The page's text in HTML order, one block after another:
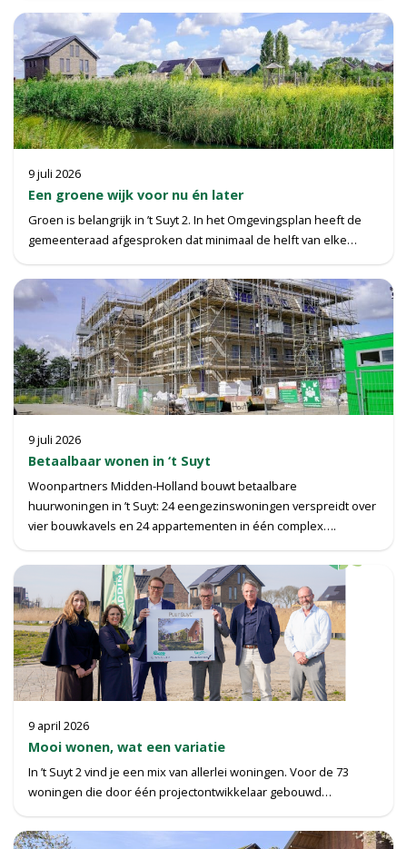
Een groene wijk voor nu én later
9 juli 2026
Groen is belangrijk in ’t Suyt 2. In het Omgevingsplan heeft de
gemeenteraad afgesproken dat minimaal de helft van elke…
Betaalbaar wonen in ‘t Suyt
9 juli 2026
Woonpartners Midden-Holland bouwt betaalbare
huurwoningen in ’t Suyt: 24 eengezinswoningen verspreidt over
vier bouwkavels en 24 appartementen in één complex….
Mooi wonen, wat een variatie
9 april 2026
In ’t Suyt 2 vind je een mix van allerlei woningen. Voor de 73
woningen die door één projectontwikkelaar gebouwd…